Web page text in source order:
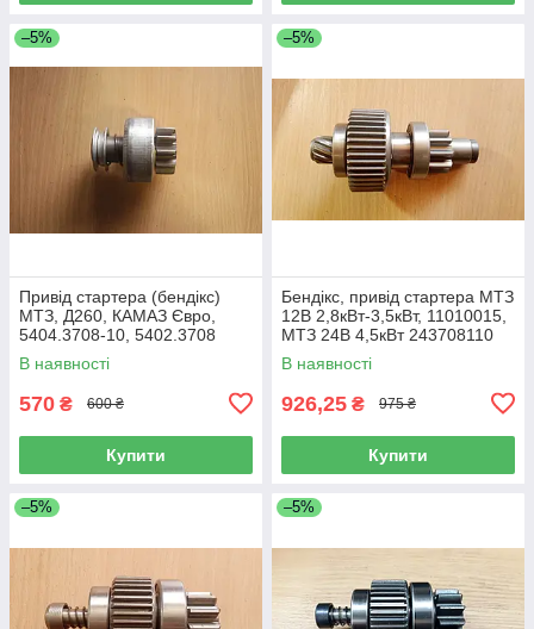
–5%
Привід стартера (бендікс)
МТЗ, Д260, КАМАЗ Євро,
5404.3708-10, 5402.3708
В наявності
570 ₴ 600 ₴
Купити
–5%
Бендікс, привід стартера МТЗ
12В 2,8кВт-3,5кВт, 11010015,
МТЗ 24В 4,5кВт 243708110
В наявності
926,25 ₴ 975 ₴
Купити
–5% –5%